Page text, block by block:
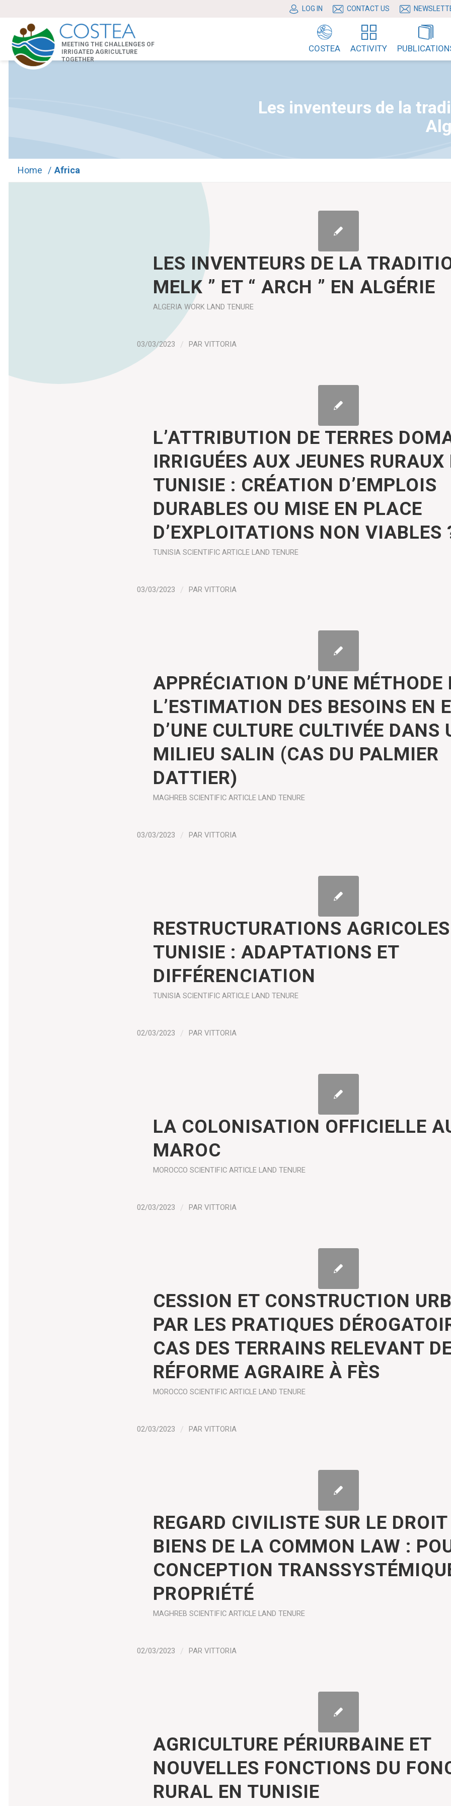
LOG IN CONTACT US
MEETING THE CHALLENGES OF
IRRIGATED AGRICULTURE
TOGETHER
COSTEA ACTIVITY
Les inventeurs de la
Home / Africa
LES INVENTEURS DE LA
MELK ” ET “ ARCH ” EN ALGÉRIE
ALGERIA WORK LAND TENURE
03/03/2023 / PAR VITTORIA
L’ATTRIBUTION DE TERRES
IRRIGUÉES AUX JEUNES RURAUX
TUNISIE : CRÉATION D’EMPLOIS
DURABLES OU MISE EN PLACE
D’EXPLOITATIONS NON VIABLES
TUNISIA SCIENTIFIC ARTICLE LAND TENURE
03/03/2023 / PAR VITTORIA
APPRÉCIATION D’UNE MÉTHODE
L’ESTIMATION DES BESOINS EN
D’UNE CULTURE CULTIVÉE DANS
MILIEU SALIN (CAS DU PALMIER
DATTIER)
MAGHREB SCIENTIFIC ARTICLE LAND TENURE
03/03/2023 / PAR VITTORIA
RESTRUCTURATIONS
TUNISIE : ADAPTATIONS ET
DIFFÉRENCIATION
TUNISIA SCIENTIFIC ARTICLE LAND TENURE
02/03/2023 / PAR VITTORIA
LA COLONISATION OFFICIELLE
MAROC
MOROCCO SCIENTIFIC ARTICLE LAND TENURE
02/03/2023 / PAR VITTORIA
CESSION ET CONSTRUCTION
PAR LES PRATIQUES
CAS DES TERRAINS RELEVANT
RÉFORME AGRAIRE À FÈS
MOROCCO SCIENTIFIC ARTICLE LAND TENURE
02/03/2023 / PAR VITTORIA
REGARD CIVILISTE SUR LE DROIT
BIENS DE LA COMMON LAW :
CONCEPTION
PROPRIÉTÉ
MAGHREB SCIENTIFIC ARTICLE LAND TENURE
02/03/2023 / PAR VITTORIA
AGRICULTURE PÉRIURBAINE ET
NOUVELLES FONCTIONS DU
RURAL EN TUNISIE